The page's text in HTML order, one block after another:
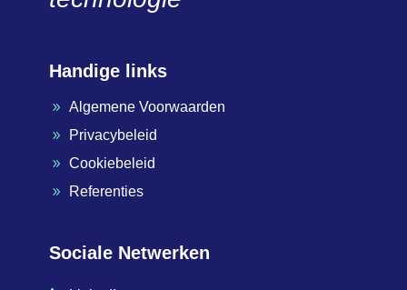
Handige links
9 Algemene Voorwaarden
9 Privacybeleid
9 Cookiebeleid
9 Referenties
Sociale Netwerken